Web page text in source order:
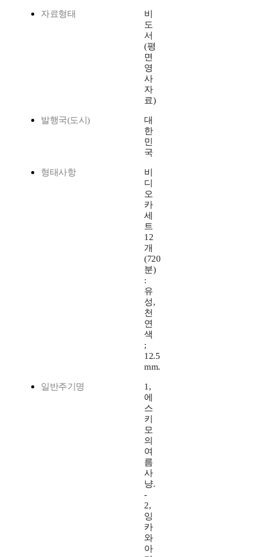
자료형태
비
도
서
(평
면
영
사
자
료)
발행국(도시)
대
한
민
국
형태사항
비
디
오
카
세
트
12
개
(720
분)
:
유
성,
천
연
색
;
12.5
mm.
일반주기명
1,
에
스
키
모
의
여
름
사
냥.
-
2,
잉
카
와
아